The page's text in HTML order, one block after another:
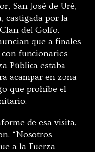
San José de Uré,
castigada por la
del Golfo.
que a finales
funcionarios
Pública estaba
acampar en zona
que prohíbe el
de esa visita,
“Nosotros
a la Fuerza